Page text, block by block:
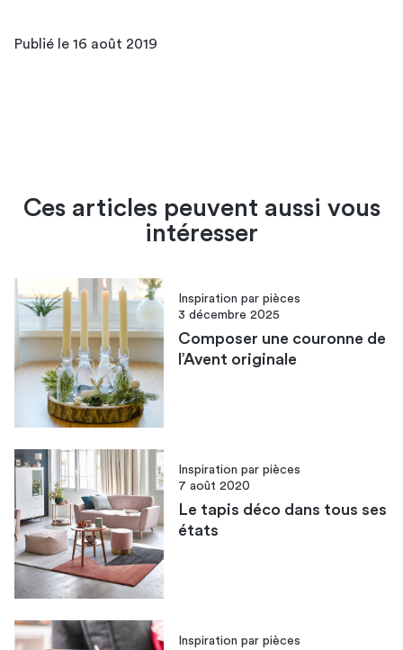
Publié le 16 août 2019
Ces articles peuvent aussi vous
intéresser
Inspiration par pièces
3 décembre 2025
Composer une couronne de
l’Avent originale​
Inspiration par pièces
7 août 2020
Le tapis déco dans tous ses
états
Inspiration par pièces